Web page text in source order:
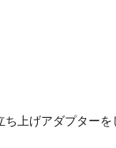
上げアダプター